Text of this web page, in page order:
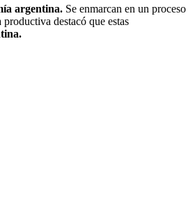
argentina. Se enmarcan en un proceso
destacó que estas